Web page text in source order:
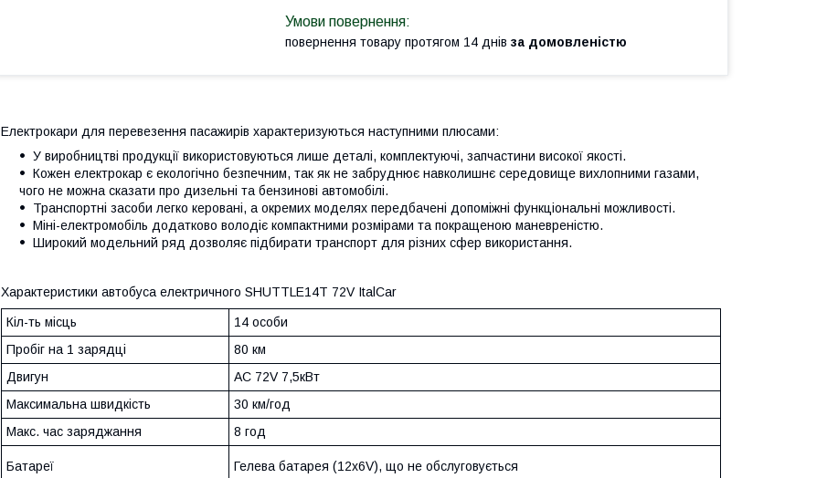
повернення товару протягом 14 днів за домовленістю
Електрокари для перевезення пасажирів характеризуються наступними плюсами:
У виробництві продукції використовуються лише деталі, комплектуючі, запчастини високої якості.
Кожен електрокар є екологічно безпечним, так як не забруднює навколишнє середовище вихлопними газами,
чого не можна сказати про дизельні та бензинові автомобілі.
Транспортні засоби легко керовані, а окремих моделях передбачені допоміжні функціональні можливості.
Міні-електромобіль додатково володіє компактними розмірами та покращеною маневреністю.
Широкий модельний ряд дозволяє підбирати транспорт для різних сфер використання.
Характеристики автобуса електричного SHUTTLE14T 72V ItalCar
Кіл-ть місць
14 особи
Пробіг на 1 зарядці
80 км
Двигун
АС 72V 7,5кВт
Максимальна швидкість
30 км/год
Макс. час заряджання
8 год
Батареї Гелева батарея (12x6V), що не обслуговується